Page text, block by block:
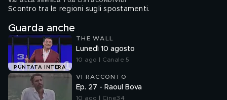
Scontro tra le regioni sugli spostamenti.
Guarda anche
PUNTATA INTERA
THE WALL
Lunedì 10 agosto
10 ago | Canale 5
VI RACCONTO
Ep. 27 - Raoul Bova
10 ago | Cine34